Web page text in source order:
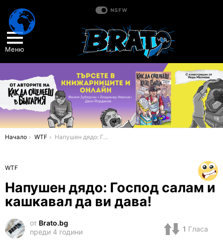
NSFW
Меню
You are here:
Начало WTF Напушен дядо: Господ салам и кашкавал да ви дава!
WTF
Напушен дядо: Господ салам и
кашкавал да ви дава!
от Brato.bg
преди 4 години
1 Гласа